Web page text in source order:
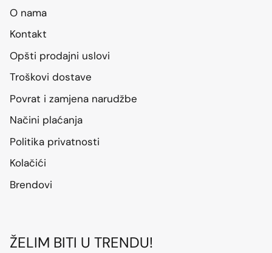
O nama
Kontakt
Opšti prodajni uslovi
Troškovi dostave
Povrat i zamjena narudžbe
Načini plaćanja
Politika privatnosti
Kolačići
Brendovi
ŽELIM BITI U TRENDU!